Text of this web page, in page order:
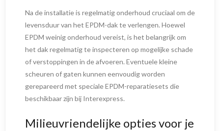
Na de installatie is regelmatig onderhoud cruciaal om de
levensduur van het EPDM-dak te verlengen. Hoewel
EPDM weinig onderhoud vereist, is het belangrijk om
het dak regelmatig te inspecteren op mogelijke schade
of verstoppingen in de afvoeren. Eventuele kleine
scheuren of gaten kunnen eenvoudig worden
gerepareerd met speciale EPDM-reparatiesets die
beschikbaar zijn bij Interexpress.
Milieuvriendelijke opties voor je